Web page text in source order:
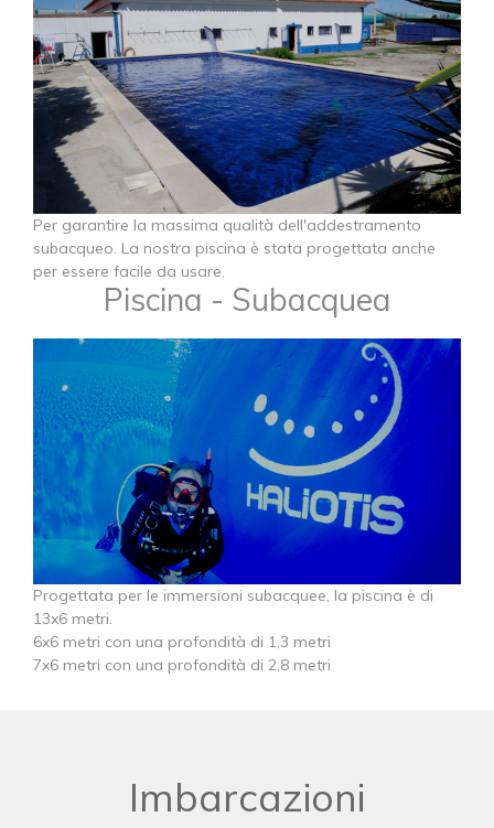
​​​​​​​Per garantire la massima qualità dell'addestramento
subacqueo. La nostra piscina è stata progettata anche
per essere facile da usare.
Piscina - Subacquea
​​​​​​​Progettata per le immersioni subacquee, la piscina è di
13x6 metri.
6x6 metri con una profondità di 1,3 metri
7x6 metri con una profondità di 2,8 metri
Imbarcazioni